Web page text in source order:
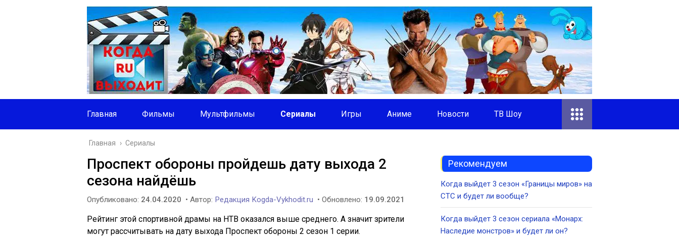
Главная Фильмы Мультфильмы Сериалы Игры Аниме Новости ТВ Шоу
Главная › Сериалы
Проспект обороны пройдешь дату выхода 2
сезона найдёшь
Опубликовано: 24.04.2020 • Автор: Редакция Kogda-Vykhodit.ru • Обновлено: 19.09.2021
Рейтинг этой спортивной драмы на НТВ оказался выше среднего. А значит зрители
могут рассчитывать на дату выхода Проспект обороны 2 сезон 1 серии.
Рекомендуем
Когда выйдет 3 сезон «Границы миров» на
СТС и будет ли вообще?
Когда выйдет 3 сезон сериала «Монарх:
Наследие монстров» и будет ли он?